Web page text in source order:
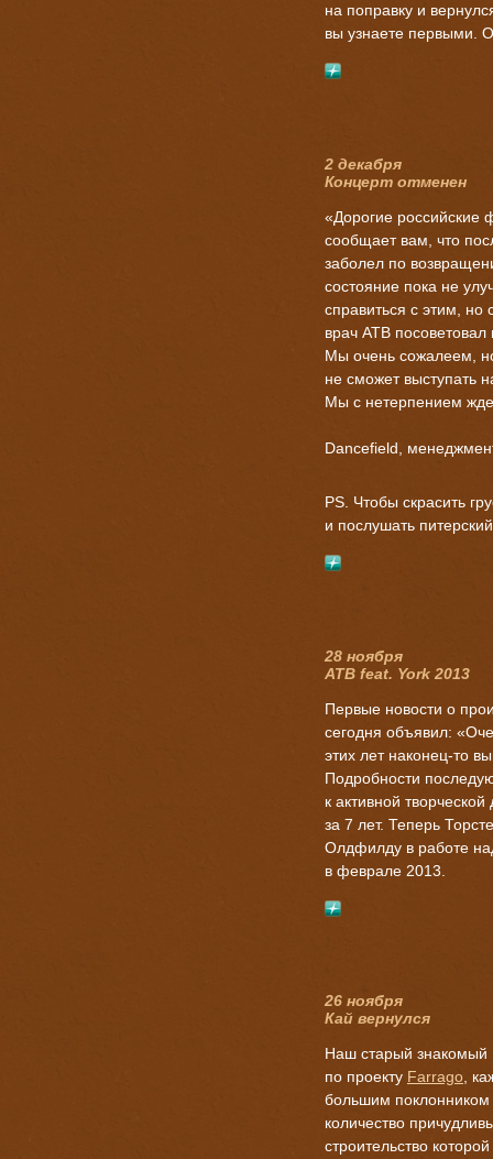
на поправку и
вы узнаете первыми.
2 декабря
Концерт отменен
«Дорогие
сообщает вам, что
заболел по
состояние пока не
справиться с этим, но
врач ATB
Мы очень сожалеем,
не сможет выступать
Мы с нетерпением
Dancefield,
PS. Чтобы скрасить
и послушать
28 ноября
ATB feat. York 2013
Первые новости о
сегодня объявил:
этих лет наконец-то
Подробности
к активной
за 7 лет. Теперь
Олдфилду в работе
в феврале 2013.
26 ноября
Кай вернулся
Наш старый знакомый
по проекту Farrago,
большим поклонником
количество
строительство